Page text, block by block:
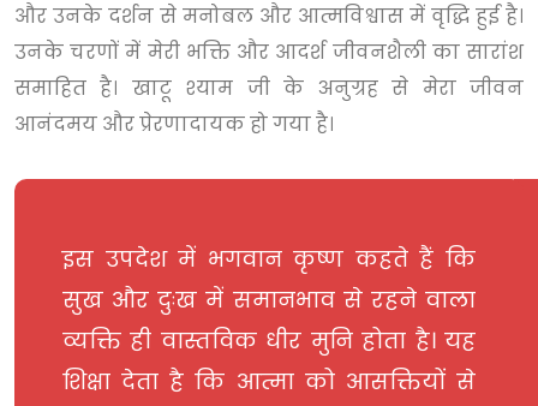
और उनके दर्शन से मनोबल और आत्मविश्वास में वृद्धि हुई है।
उनके चरणों में मेरी भक्ति और आदर्श जीवनशैली का सारांश
समाहित है। खाटू श्याम जी के अनुग्रह से मेरा जीवन
आनंदमय और प्रेरणादायक हो गया है।
इस उपदेश में भगवान कृष्ण कहते हैं कि
सुख-दुःख, लाभ-हानि, जीत-हार को
समानभाव से देखकर कर्तव्यपरायण रहना
चाहिए। यह शिक्षा देता है कि व्यक्ति को